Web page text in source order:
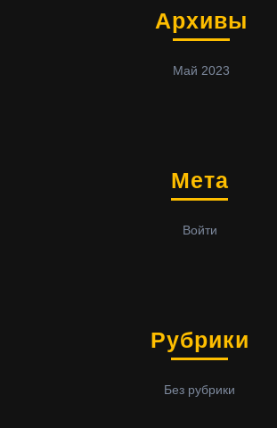
Архивы
Май 2023
Мета
Войти
Рубрики
Без рубрики